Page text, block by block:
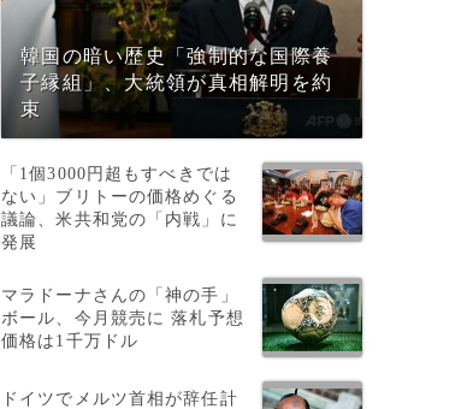
韓国の暗い歴史「強制的な国際養
子縁組」、大統領が真相解明を約
束
「1個3000円超もすべきでは
ない」ブリトーの価格めぐる
議論、米共和党の「内戦」に
発展
マラドーナさんの「神の手」
ボール、今月競売に 落札予想
価格は1千万ドル
ドイツでメルツ首相が辞任計